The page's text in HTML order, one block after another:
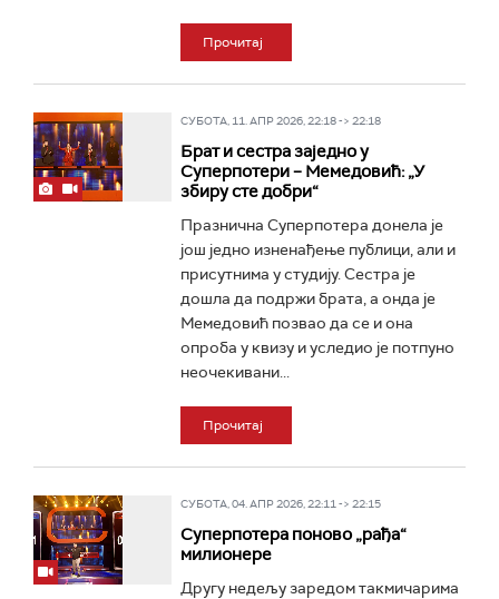
Прочитај
СУБОТА, 11. АПР 2026, 22:18 -> 22:18
Брат и сестра заједно у
Суперпотери – Мемедовић: „У
збиру сте добри“
Празнична Суперпотера донела је
још једно изненађење публици, али и
присутнима у студију. Сестра је
дошла да подржи брата, а онда је
Мемедовић позвао да се и она
опроба у квизу и уследио је потпуно
неочекивани...
Прочитај
СУБОТА, 04. АПР 2026, 22:11 -> 22:15
Суперпотера поново „рађа“
милионере
Другу недељу заредом такмичарима